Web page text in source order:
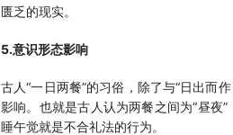
匮乏的现实。
5.意识形态影响
古人“一日两餐”的习俗，除了与“日出而
影响。也就是古人认为两餐之间为“昼夜
睡午觉就是不合礼法的行为。